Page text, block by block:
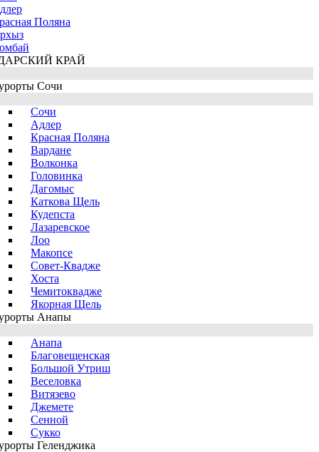
Поляна
КРАЙ
Сочи
Сочи
Адлер
Красная Поляна
Вардане
Волконка
Головинка
Дагомыс
Каткова Щель
Кудепста
Лазаревское
Лоо
Макопсе
Совет-Квадже
Хоста
Чемитоквадже
Якорная Щель
Анапы
Анапа
Благовещенская
Большой Утриш
Веселовка
Витязево
Джемете
Сенной
Сукко
Геленджика